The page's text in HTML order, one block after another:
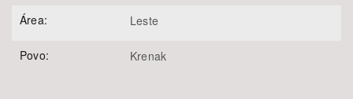
Área: Leste
Povo: Krenak